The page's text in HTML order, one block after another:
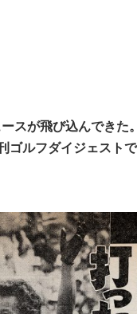
スが飛び込んできた
ゴルフダイジェスト